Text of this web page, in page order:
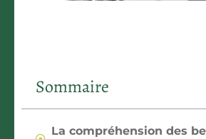
Sommaire
La compréhension des